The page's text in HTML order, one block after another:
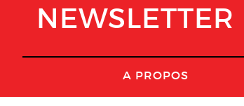
NEWSLETTER
A PROPOS